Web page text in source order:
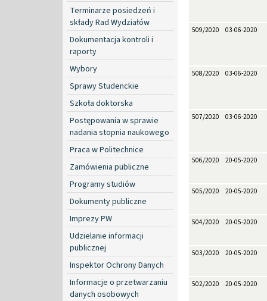
Terminarze posiedzeń i
składy Rad Wydziałów
Dokumentacja kontroli i
raporty
Wybory
Sprawy Studenckie
Szkoła doktorska
Postępowania w sprawie
nadania stopnia naukowego
Praca w Politechnice
Zamówienia publiczne
Programy studiów
Dokumenty publiczne
Imprezy PW
Udzielanie informacji
publicznej
Inspektor Ochrony Danych
Informacje o przetwarzaniu
danych osobowych
509/2020 03-06-2020
508/2020 03-06-2020
507/2020 03-06-2020
506/2020 20-05-2020
505/2020 20-05-2020
504/2020 20-05-2020
503/2020 20-05-2020
502/2020 20-05-2020